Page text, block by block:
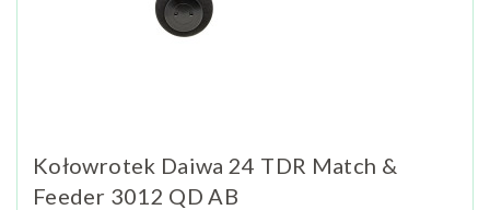
Kołowrotek Daiwa 24 TDR Match &
Feeder 3012 QD AB